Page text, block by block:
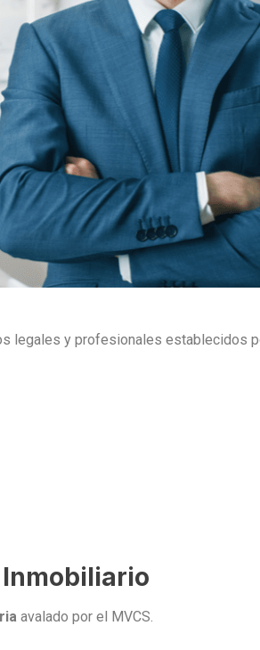
legales y profesionales establecidos
avalado por el MVCS.